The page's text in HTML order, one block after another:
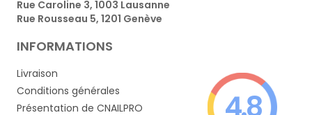
Rue Caroline 3, 1003 Lausanne
Rue Rousseau 5, 1201 Genève
INFORMATIONS
Livraison
Conditions générales
Présentation de CNAILPRO